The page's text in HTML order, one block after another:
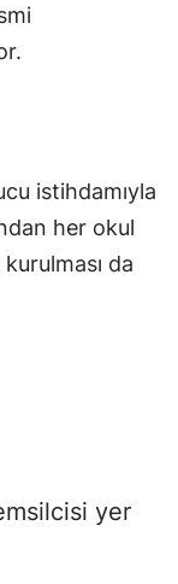
istihdamıyla
her okul
da
yer